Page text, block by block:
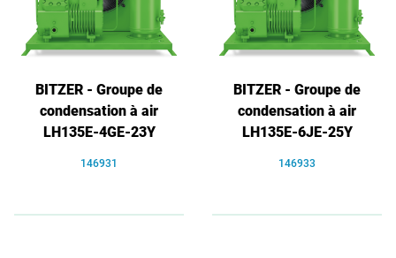
BITZER - Groupe de
condensation à air
LH135E-4GE-23Y
146931
BITZER - Groupe de
condensation à air
LH135E-6JE-25Y
146933